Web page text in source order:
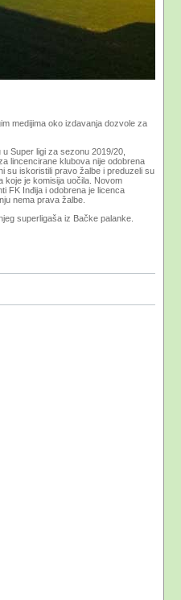
medijima oko izdavanja dozvole za
Super ligi za sezonu 2019/20,
lincencirane klubova nije odobrena
su iskoristili pravo žalbe i preduzeli su
koje je komisija uočila. Novom
FK Inđija i odobrena je licenca
nema prava žalbe.
superligaša iz Bačke palanke.